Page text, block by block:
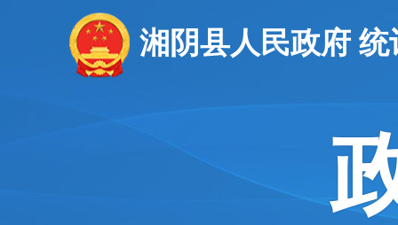
湘阴县人民政府 统